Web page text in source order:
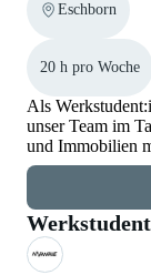
Eschborn
20 h pro Woche
Als
unser Team im
und Immobilien